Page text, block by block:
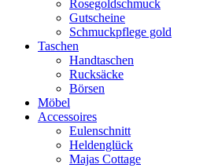
Rosegoldschmuck
Gutscheine
Schmuckpflege gold
Taschen
Handtaschen
Rucksäcke
Börsen
Möbel
Accessoires
Eulenschnitt
Heldenglück
Majas Cottage